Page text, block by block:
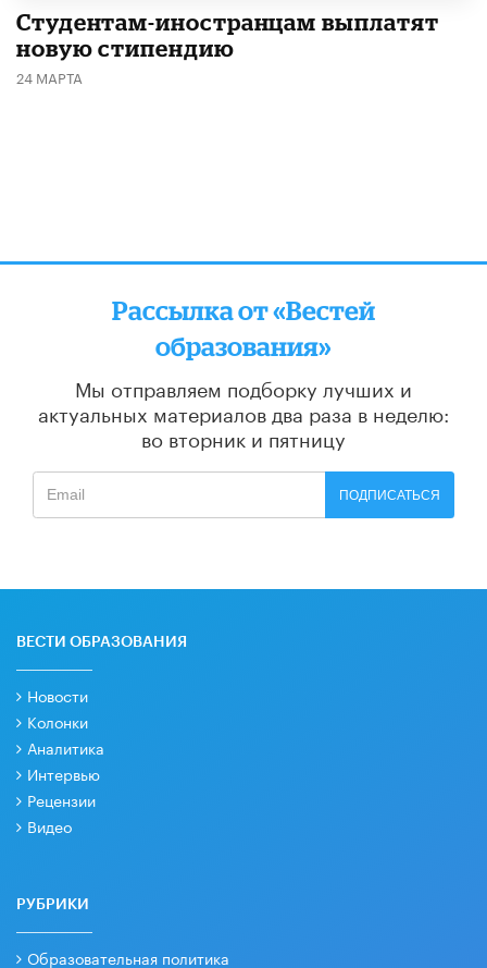
Студентам-иностранцам выплатят
новую стипендию
24 МАРТА
Рассылка от «Вестей
образования»
Мы отправляем подборку лучших и
актуальных материалов два раза в неделю:
во вторник и пятницу
ПОДПИСАТЬСЯ
ВЕСТИ ОБРАЗОВАНИЯ
Новости
Колонки
Аналитика
Интервью
Рецензии
Видео
РУБРИКИ
Образовательная политика